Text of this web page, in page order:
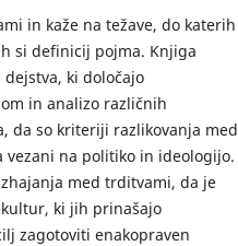
in kaže na težave, do katerih
si definicij pojma. Knjiga
ki določajo
in analizo različnih
da so kriteriji razlikovanja med
na politiko in ideologijo.
med trditvami, da je
ki jih prinašajo
zagotoviti enakopraven